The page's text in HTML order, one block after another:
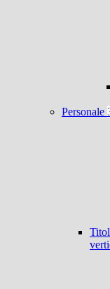
Personale